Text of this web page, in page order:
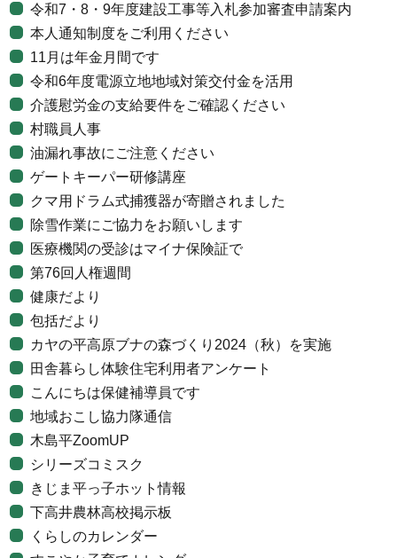
令和7・8・9年度建設工事等入札参加審査申請案内
本人通知制度をご利用ください
11月は年金月間です
令和6年度電源立地地域対策交付金を活用
介護慰労金の支給要件をご確認ください
村職員人事
油漏れ事故にご注意ください
ゲートキーパー研修講座
クマ用ドラム式捕獲器が寄贈されました
除雪作業にご協力をお願いします
医療機関の受診はマイナ保険証で
第76回人権週間
健康だより
包括だより
カヤの平高原ブナの森づくり2024（秋）を実施
田舎暮らし体験住宅利用者アンケート
こんにちは保健補導員です
地域おこし協力隊通信
木島平ZoomUP
シリーズコミスク
きじま平っ子ホット情報
下高井農林高校掲示板
くらしのカレンダー